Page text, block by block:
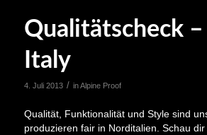
Qualitätscheck
Italy
4. Juli 2013 / inAlpine Proof
Qualität, Funktionalität und Style sind
produzieren fair in Norditalien. Schau